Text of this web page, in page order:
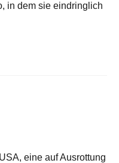
in dem sie eindringlich
eine auf Ausrottung